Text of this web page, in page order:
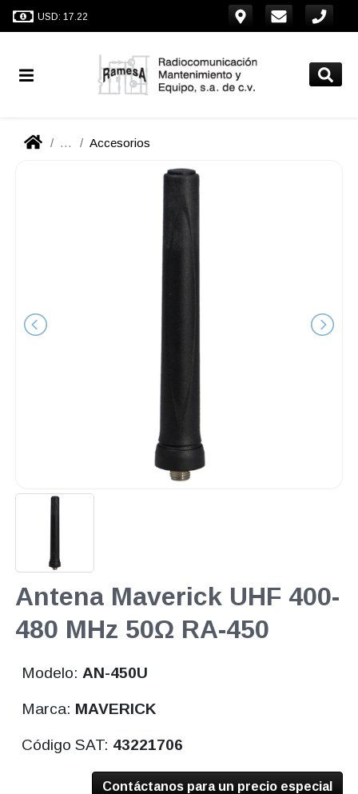
USD: 17.22
... Accesorios
Antena Maverick UHF 400-
480 MHz 50Ω RA-450
Modelo: AN-450U
Marca: MAVERICK
Código SAT: 43221706
Contáctanos para un precio especial